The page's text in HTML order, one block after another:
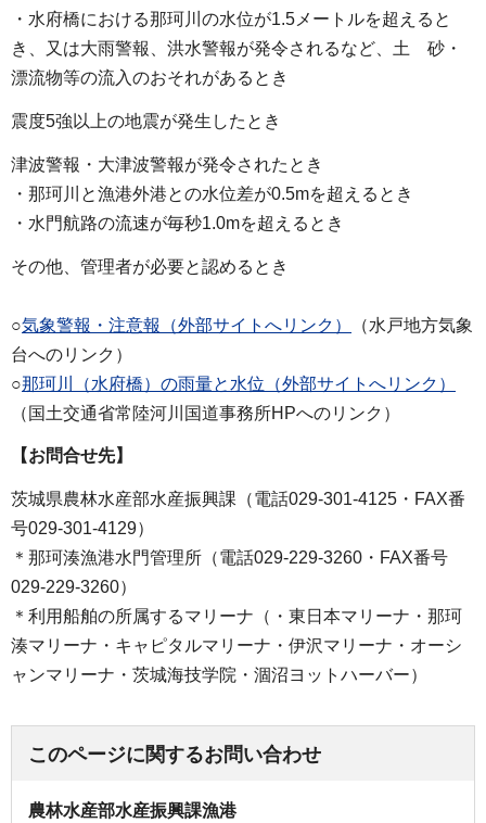
・水府橋における那珂川の水位が1.5メートルを超えると
き、又は大雨警報、洪水警報が発令されるなど、土 砂・
漂流物等の流入のおそれがあるとき
震度5強以上の地震が発生したとき
津波警報・大津波警報が発令されたとき
・那珂川と漁港外港との水位差が0.5mを超えるとき
・水門航路の流速が毎秒1.0mを超えるとき
その他、管理者が必要と認めるとき
○気象警報・注意報（外部サイトへリンク）
（水戸地方気象
台へのリンク）
○那珂川（水府橋）の雨量と水位（外部サイトへリンク）
（国土交通省常陸河川国道事務所HPへのリンク）
【お問合せ先】
茨城県農林水産部水産振興課（電話029-301-4125・FAX番
号029-301-4129）
＊那珂湊漁港水門管理所（電話029-229-3260・FAX番号
029-229-3260）
＊利用船舶の所属するマリーナ（・東日本マリーナ・那珂
湊マリーナ・キャピタルマリーナ・伊沢マリーナ・オーシ
ャンマリーナ・茨城海技学院・涸沼ヨットハーバー）
このページに関するお問い合わせ
農林水産部水産振興課漁港